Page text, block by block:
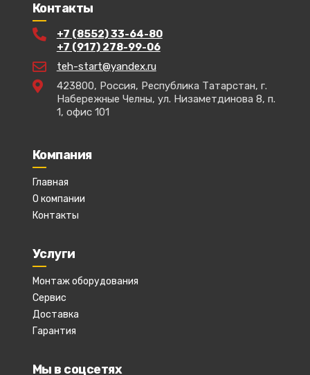
Контакты
+7 (8552) 33-64-80
+7 (917) 278-99-06
teh-start@yandex.ru
423800, Россия, Республика Татарстан, г.
Набережные Челны, ул. Низаметдинова 8, п.
1, офис 101
Компания
Главная
О компании
Контакты
Услуги
Монтаж оборудования
Сервис
Доставка
Гарантия
Мы в соцсетях